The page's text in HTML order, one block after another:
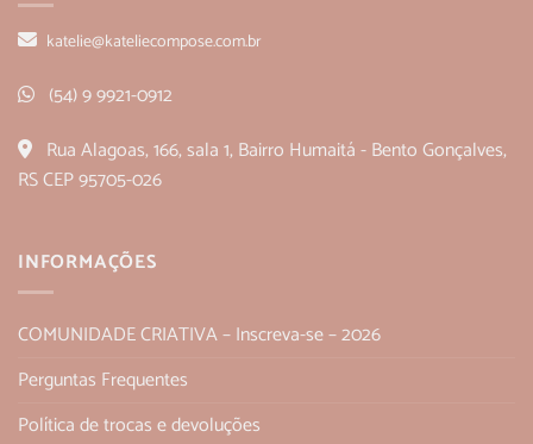
katelie@kateliecompose.com.br
(54) 9 9921-0912
Rua Alagoas, 166, sala 1, Bairro Humaitá - Bento Gonçalves,
RS CEP 95705-026
INFORMAÇÕES
COMUNIDADE CRIATIVA – Inscreva-se – 2026
Perguntas Frequentes
Política de trocas e devoluções